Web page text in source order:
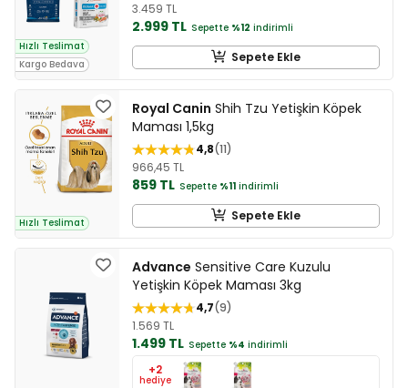
Hızlı Teslimat
Kargo Bedava
3.459 TL
2.999 TL Sepette %12 indirimli
Sepete Ekle
Hızlı Teslimat
Royal Canin Shih Tzu Yetişkin Köpek
Maması 1,5kg
4,8 11
966,45 TL
859 TL Sepette %11 indirimli
Sepete Ekle
Advance Sensitive Care Kuzulu
Yetişkin Köpek Maması 3kg
4,7 9
1.569 TL
1.499 TL Sepette %4 indirimli
+2
hediye